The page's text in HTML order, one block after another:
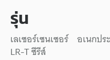
รุ่น
เลเซอร์เซนเซอร์ อเนกปร
LR-T ซีรีส์